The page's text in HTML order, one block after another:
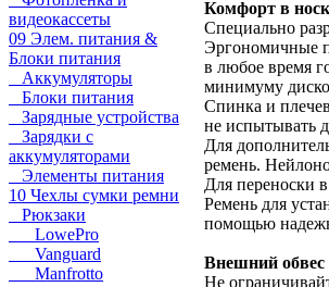
видеокассеты
09 Элем. питания &
Блоки питания
Аккумуляторы
Блоки питания
Зарядные устройства
Зарядки с
аккумуляторами
Элементы питания
10 Чехлы сумки ремни
Рюкзаки
LowePro
Vanguard
Manfrotto
Комфорт в
Специально
Эргономичные
в любое время
минимуму
Спинка и
не испытывать
Для
ремень.
Для переноски
Ремень для
помощью
Внешний обвес
Не